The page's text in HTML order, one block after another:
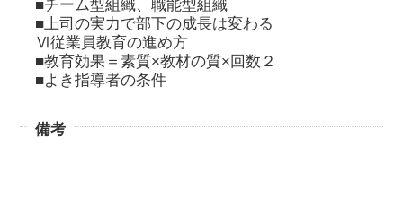
■チーム型組織、職能型組織
■上司の実力で部下の成長は変わる
Ⅵ従業員教育の進め方
■教育効果＝素質×教材の質×回数２
■よき指導者の条件
備考